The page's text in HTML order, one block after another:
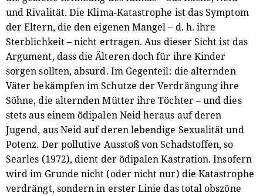
und Rivalität. Die Klima-Katastrophe ist das Symptom
der Eltern, die den eigenen Mangel – d. h. ihre
Sterblichkeit – nicht ertragen. Aus dieser Sicht ist das
Argument, dass die Älteren doch für ihre Kinder
sorgen sollten, absurd. Im Gegenteil: die alternden
Väter bekämpfen im Schutze der Verdrängung ihre
Söhne, die alternden Mütter ihre Töchter – und dies
stets aus einem ödipalen Neid heraus auf deren
Jugend, aus Neid auf deren lebendige Sexualität und
Potenz. Der pollutive Ausstoß von Schadstoffen, so
Searles (1972), dient der ödipalen Kastration. Insofern
wird im Grunde nicht (oder nicht nur) die Katastrophe
verdrängt, sondern in erster Linie das total obszöne